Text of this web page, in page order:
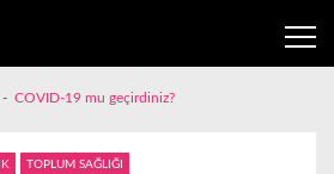
COVID-19 mu geçirdiniz?
TOPLUM SAĞLIĞI